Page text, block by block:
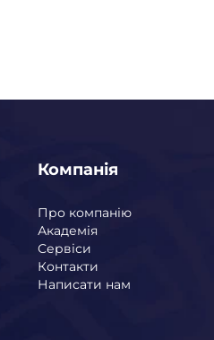
Компанія
Про компанію
Академія
Сервіси
Контакти
Написати нам